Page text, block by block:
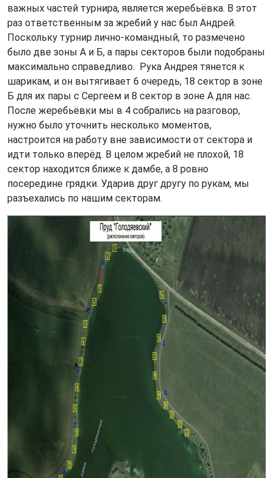
важных частей турнира, является жеребьёвка. В этот
раз ответственным за жребий у нас был Андрей.
Поскольку турнир лично-командный, то размечено
было две зоны А и Б, а пары секторов были подобраны
максимально справедливо. Рука Андрея тянется к
шарикам, и он вытягивает 6 очередь, 18 сектор в зоне
Б для их пары с Сергеем и 8 сектор в зоне А для нас.
После жеребьёвки мы в 4 собрались на разговор,
нужно было уточнить несколько моментов,
настроится на работу вне зависимости от сектора и
идти только вперёд. В целом жребий не плохой, 18
сектор находится ближе к дамбе, а 8 ровно
посередине грядки. Ударив друг другу по рукам, мы
разъехались по нашим секторам.